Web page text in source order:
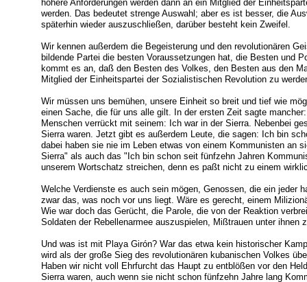
höhere Anforderungen werden dann an ein Mitglied der
werden. Das bedeutet strenge Auswahl; aber es ist besser, die
späterhin wieder auszuschließen, darüber besteht kein Zweifel.
Wir kennen außerdem die Begeisterung und den revolutionären
bildende Partei die besten Voraussetzungen hat, die Besten und
kommt es an, daß den Besten des Volkes, den Besten aus den
Mitglied der Einheitspartei der Sozialistischen Revolution zu
Wir müssen uns bemühen, unsere Einheit so breit und tief wie
einen Sache, die für uns alle gilt. In der ersten Zeit sagte
Menschen verrückt mit seinem: Ich war in der Sierra. Nebenbei
Sierra waren. Jetzt gibt es außerdem Leute, die sagen: Ich bin
dabei haben sie nie im Leben etwas von einem Kommunisten an
Sierra" als auch das "Ich bin schon seit fünfzehn Jahren
unserem Wortschatz streichen, denn es paßt nicht zu einem
Welche Verdienste es auch sein mögen, Genossen, die ein jeder
zwar das, was noch vor uns liegt. Wäre es gerecht, einem
Wie war doch das Gerücht, die Parole, die von der Reaktion
Soldaten der Rebellenarmee auszuspielen, Mißtrauen unter ihnen
Und was ist mit Playa Girón? War das etwa kein historischer
wird als der große Sieg des revolutionären kubanischen Volkes
Haben wir nicht voll Ehrfurcht das Haupt zu entblößen vor den
Sierra waren, auch wenn sie nicht schon fünfzehn Jahre lang